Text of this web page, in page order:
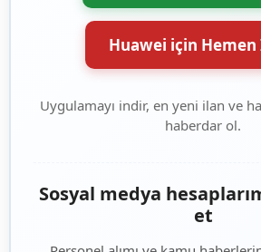
Huawei için
Uygulamayı indir, en yeni ilan ve
haberdar ol.
Sosyal medya
et